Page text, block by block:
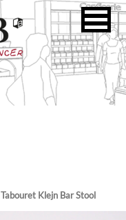
Tabouret Klejn Bar Stool